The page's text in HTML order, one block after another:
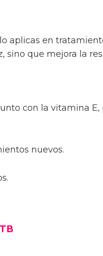
aplicas en
sino que mejora la
con la vitamina
nuevos.